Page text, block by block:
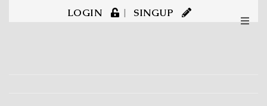
LOGIN SINGUP